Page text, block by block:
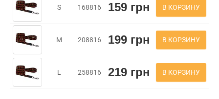
S 168816 159 грн В КОРЗИНУ
M 208816 199 грн В КОРЗИНУ
L 258816 219 грн В КОРЗИНУ